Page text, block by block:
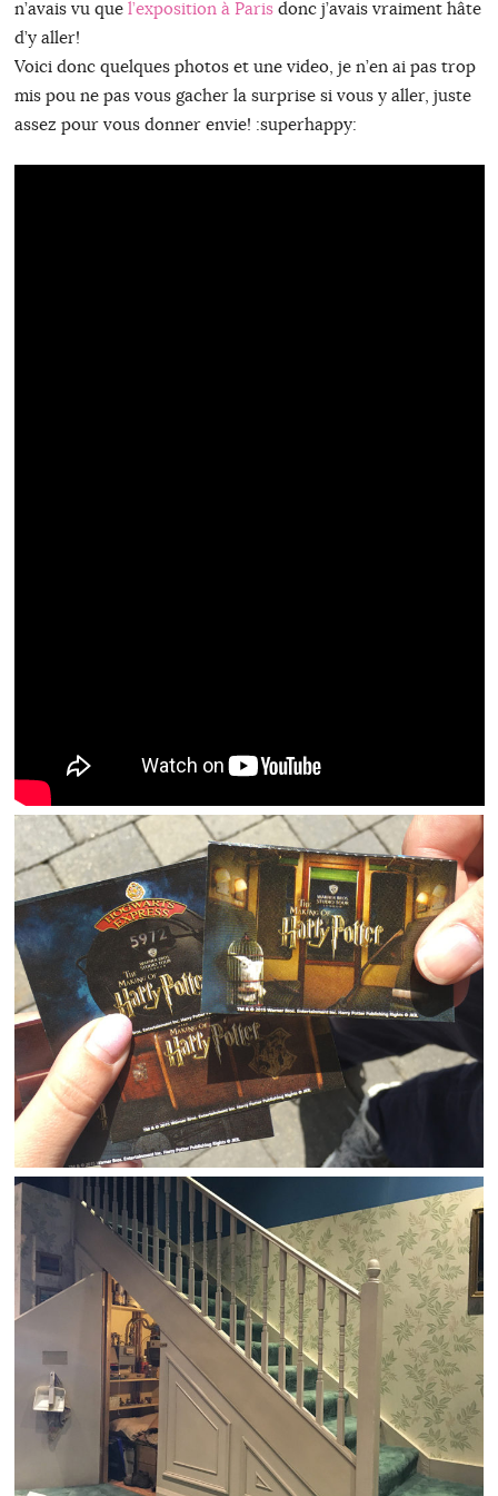
n’avais vu que l’exposition à Parisdonc j’avais vraiment hâte
d’y aller!
Voici donc quelques photos et une video, je n’en ai pas trop
mis pou ne pas vous gacher la surprise si vous y aller, juste
assez pour vous donner envie! :superhappy: